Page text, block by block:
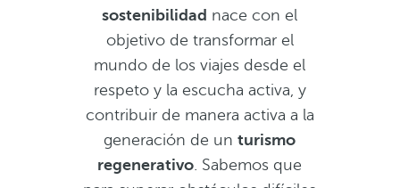
sostenibilidad nace con el
objetivo de transformar el
mundo de los viajes desde el
respeto y la escucha activa, y
contribuir de manera activa a la
generación de unturismo
regenerativo . Sabemos que